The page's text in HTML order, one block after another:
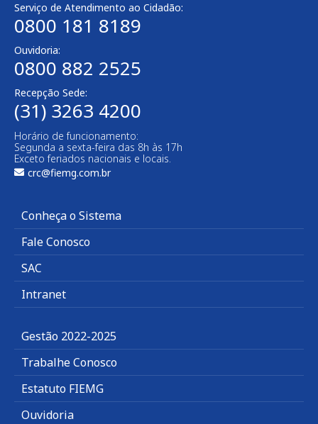
Serviço de Atendimento ao Cidadão:
0800 181 8189
Ouvidoria:
0800 882 2525
Recepção Sede:
(31) 3263 4200
Horário de funcionamento:
Segunda a sexta-feira das 8h às 17h
Exceto feriados nacionais e locais.
crc@fiemg.com.br
Conheça o Sistema
Fale Conosco
SAC
Intranet
Gestão 2022-2025
Trabalhe Conosco
Estatuto FIEMG
Ouvidoria